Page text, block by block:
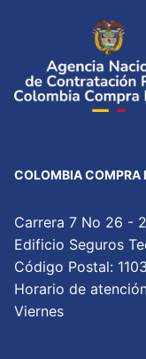
COLOMBIA COMPRA
Carrera 7 No 26 -
Edificio Seguros
Código Postal:
Horario de
Viernes